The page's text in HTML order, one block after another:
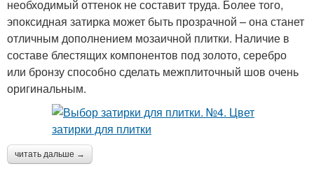
необходимый оттенок не составит труда. Более того,
эпоксидная затирка может быть прозрачной – она станет
отличным дополнением мозаичной плитки. Наличие в
составе блестящих компонентов под золото, серебро
или бронзу способно сделать межплиточный шов очень
оригинальным.
читать дальше →